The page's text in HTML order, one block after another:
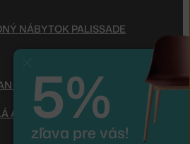
NÁBYTOK PALISSADE
& ERWAN BOUROULLEC
A OTOMANY
5%
zľava pre vás!